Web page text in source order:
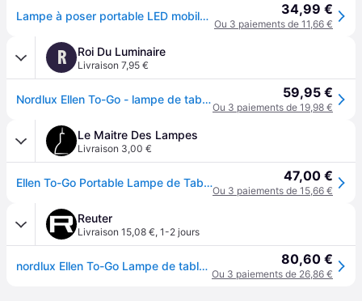
Lampe à poser portable LED mobile Ellen 34,99 €
Ou 3 paiements de 11,66 €
R Roi Du Luminaire
Livraison 7,95 €
Nordlux Ellen To-Go - lampe de table extérieure sans fil avec station de charge - Ø 16 x 25 cm - 3 niveaux de gradation - 2,8W LED inclus - IP44 - beige 59,95 €
Ou 3 paiements de 19,98 €
Le Maitre Des Lampes
Livraison 3,00 €
Ellen To-Go Portable Lampe de Table IP44 Beige - Nordlux - Balcon - Aluminium - À ampoule unique 47,00 €
Ou 3 paiements de 15,66 €
Reuter
Livraison 15,08 €, 1-2 jours
nordlux Ellen To-Go Lampe de table sans fil, LED, 2418015009, 80,60 €
Ou 3 paiements de 26,86 €